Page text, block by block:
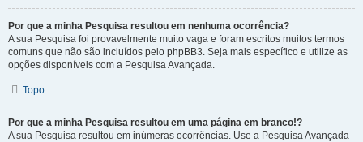
Por que a minha Pesquisa resultou em nenhuma ocorrência?
A sua Pesquisa foi provavelmente muito vaga e foram escritos muitos termos
comuns que não são incluídos pelo phpBB3. Seja mais específico e utilize as
opções disponíveis com a Pesquisa Avançada.
Topo
Por que a minha Pesquisa resultou em uma página em branco!?
A sua Pesquisa resultou em inúmeras ocorrências. Use a Pesquisa Avançada